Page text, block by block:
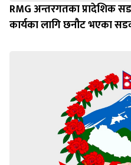
RMG अन्तरगतका प्रादेशिक
कार्यका लागि छनौट भएका